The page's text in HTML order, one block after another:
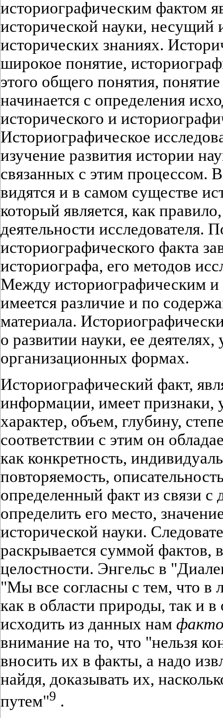
историографическим фактом
исторической науки,
исторических знаниях.
широкое понятие,
этого общего понятия,
начинается с определения
исторического и
Историографическое
изучение развития истории
связанных с этим процессом.
видятся и в самом существе
который является, как
деятельности исследователя.
историографического факта
историографа, его методов
Между историографическим и
имеется различие и по
материала.
о развитии науки, ее
организационных формах.
Историографический факт,
информации, имеет признаки,
характер, объем, глубину,
соответствии с этим он
как конкретность,
повторяемость,
определенный факт из связи
определить его место,
исторической науки.
раскрывается суммой фактов,
целостности. Энгельс в
"Мы все согласны с тем, что в
как в области природы, так и
исходить из данных нам
внимание на то, что "нельзя
вносить их в факты, а надо
найдя, доказывать их,
путем"9 .